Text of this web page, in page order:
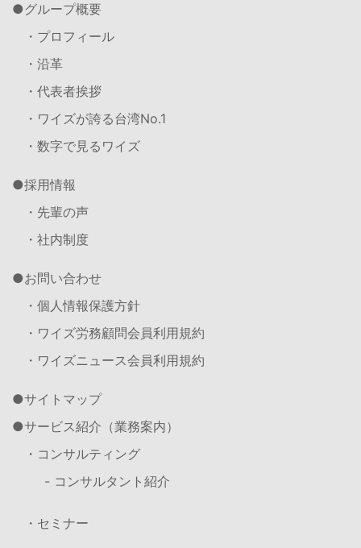
グループ概要
・プロフィール
・沿革
・代表者挨拶
・ワイズが誇る台湾No.1
・数字で見るワイズ
採用情報
・先輩の声
・社内制度
お問い合わせ
・個人情報保護方針
・ワイズ労務顧問会員利用規約
・ワイズニュース会員利用規約
サイトマップ
サービス紹介（業務案内）
・コンサルティング
- コンサルタント紹介
・セミナー